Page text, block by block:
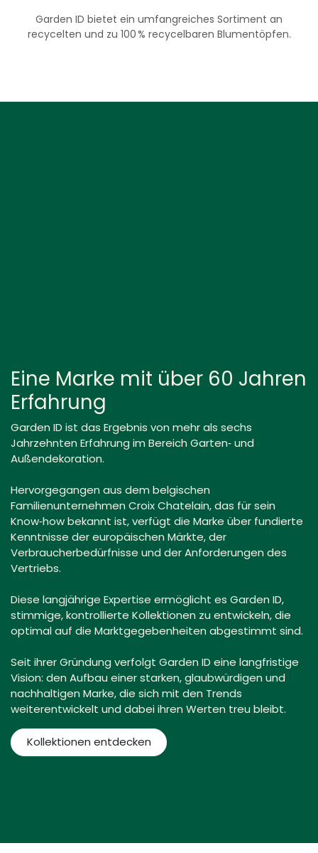
Garden ID bietet ein umfangreiches Sortiment an
recycelten und zu 100 % recycelbaren Blumentöpfen.
Eine Marke mit über 60 Jahren
Erfahrung
Garden ID ist das Ergebnis von mehr als sechs
Jahrzehnten Erfahrung im Bereich Garten‑ und
Außendekoration.
Hervorgegangen aus dem belgischen
Familienunternehmen Croix Chatelain, das für sein
Know‑how bekannt ist, verfügt die Marke über fundierte
Kenntnisse der europäischen Märkte, der
Verbraucherbedürfnisse und der Anforderungen des
Vertriebs.
Diese langjährige Expertise ermöglicht es Garden ID,
stimmige, kontrollierte Kollektionen zu entwickeln, die
optimal auf die Marktgegebenheiten abgestimmt sind.
Seit ihrer Gründung verfolgt Garden ID eine langfristige
Vision: den Aufbau einer starken, glaubwürdigen und
nachhaltigen Marke, die sich mit den Trends
weiterentwickelt und dabei ihren Werten treu bleibt.
Kollektionen entdecken